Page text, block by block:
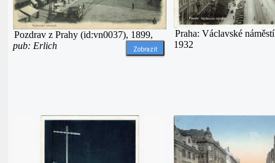
Pozdrav z Prahy (id:vn0037), 1899,
pub: Erlich
Zobrazit
Praha: Václavské
1932